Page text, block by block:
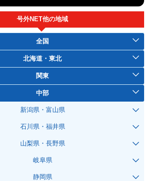
号外NET他の地域
全国
北海道・東北
関東
中部
新潟県・富山県
石川県・福井県
山梨県・長野県
岐阜県
静岡県